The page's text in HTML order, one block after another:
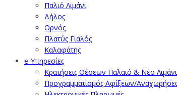
Παλιό Λιμάνι
Δήλος
Ορνός
Πλατύς Γιαλός
Καλαφάτης
e-Υπηρεσίες
Κρατήσεις Θέσεων Παλαιό & Νέο Λιμάνι
Προγραμματισμός Αφίξεων/